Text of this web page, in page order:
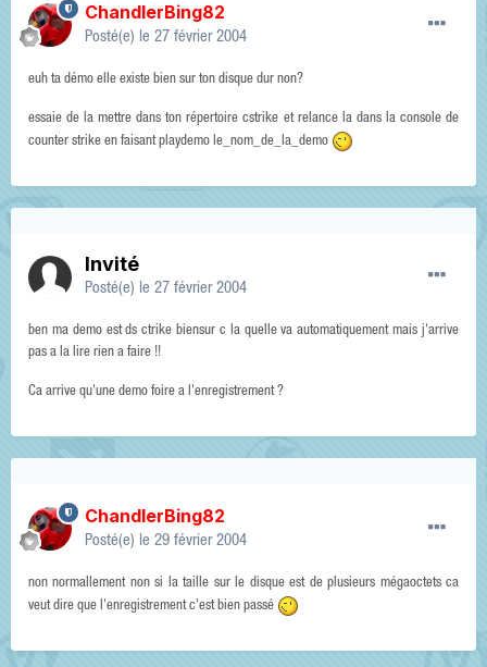
ChandlerBing82
Posté(e) le 27 février 2004
euh ta démo elle existe bien sur ton disque dur non?
essaie de la mettre dans ton répertoire cstrike et relance la dans la console de
counter strike en faisant playdemo le_nom_de_la_demo
Invité
Posté(e) le 27 février 2004
ben ma demo est ds ctrike biensur c la quelle va automatiquement mais j'arrive
pas a la lire rien a faire !!
Ca arrive qu'une demo foire a l'enregistrement ?
ChandlerBing82
Posté(e) le 29 février 2004
non normallement non si la taille sur le disque est de plusieurs mégaoctets ca
veut dire que l'enregistrement c'est bien passé